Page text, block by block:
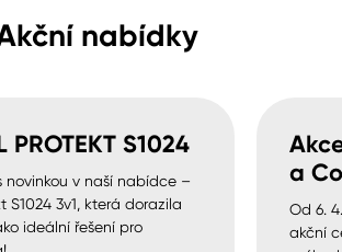
nabídky
PROTEKT S1024
novinkou v naší nabídce –
S1024 3v1, která dorazila
ideální řešení pro
a
Od 6.
akční